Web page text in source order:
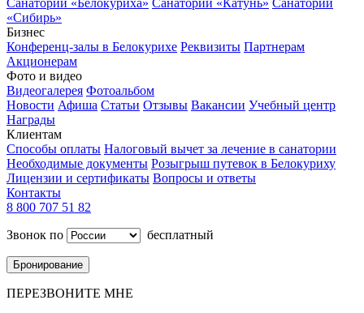
Санаторий «Белокуриха» Санаторий «Катунь» Санаторий
«Сибирь»
Бизнес
Конференц-залы в Белокурихе Реквизиты Партнерам
Акционерам
Фото и видео
Видеогалерея Фотоальбом
Новости Афиша Статьи Отзывы Вакансии Учебный центр
Награды
Клиентам
Способы оплаты Налоговый вычет за лечение в санатории
Необходимые документы Розыгрыш путевок в Белокуриху
Лицензии и сертификаты Вопросы и ответы
Контакты
8 800 707 51 82
Звонок по
бесплатный
Бронирование
ПЕРЕЗВОНИТЕ МНЕ